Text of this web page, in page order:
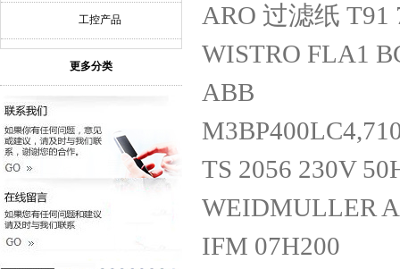
工控产品
更多分类
ARO 过滤纸 T91
WISTRO FLA1
ABB
TS 2056 230V
WEIDMULLER
IFM 07H200